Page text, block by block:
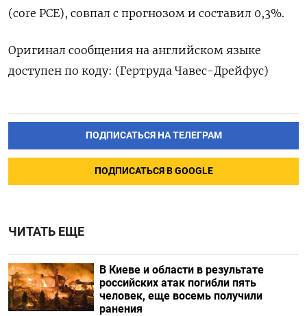
(core PCE), совпал с прогнозом и составил 0,3%​.
Оригинал сообщения на английском языке
доступен по коду: (Гертруда Чавес-Дрейфус)
ПОДПИСАТЬСЯ НА ТЕЛЕГРАМ
ПОДПИСАТЬСЯ В GOOGLE
ЧИТАТЬ ЕЩЕ
В Киеве и области в результате
российских атак погибли пять
человек, еще восемь получили
ранения